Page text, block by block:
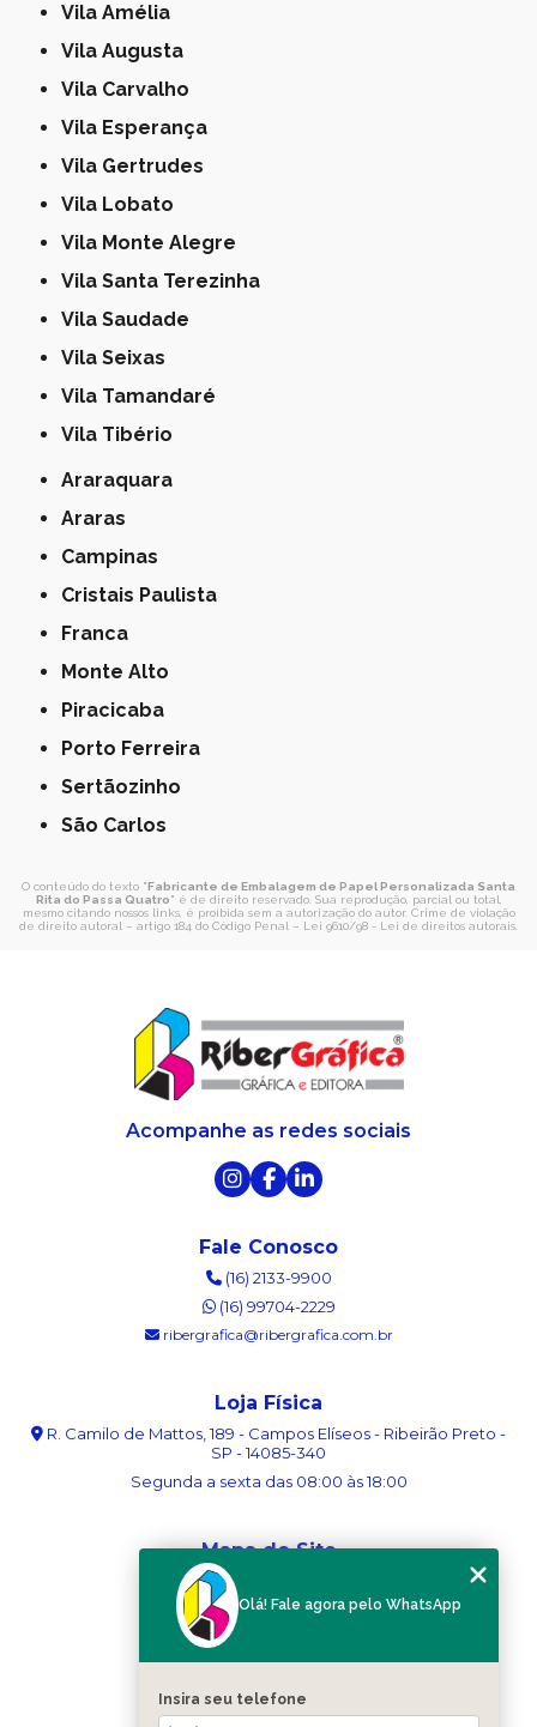
Vila Amélia
Vila Augusta
Vila Carvalho
Vila Esperança
Vila Gertrudes
Vila Lobato
Vila Monte Alegre
Vila Santa Terezinha
Vila Saudade
Vila Seixas
Vila Tamandaré
Vila Tibério
Araraquara
Araras
Campinas
Cristais Paulista
Franca
Monte Alto
Piracicaba
Porto Ferreira
Sertãozinho
São Carlos
O conteúdo do texto "Fabricante de Embalagem de Papel Personalizada Santa
Rita do Passa Quatro" é de direito reservado. Sua reprodução, parcial ou total,
mesmo citando nossos links, é proibida sem a autorização do autor. Crime de violação
de direito autoral – artigo 184 do Código Penal – Lei 9610/98 - Lei de direitos autorais.
Acompanhe as redes sociais
Fale Conosco
(16) 2133-9900
(16) 99704-2229
ribergrafica@ribergrafica.com.br
Loja Física
R. Camilo de Mattos, 189 - Campos Elíseos - Ribeirão Preto -
SP - 14085-340
Segunda a sexta das 08:00 às 18:00
Mapa do Site
Sobre nós
Blog
Categorias
Olá! Fale agora pelo WhatsApp
Insira seu telefone